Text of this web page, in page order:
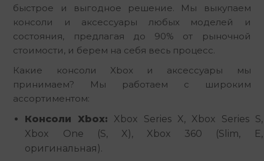
быстрое и выгодное решение. Мы выкупаем
консоли и аксессуары любых моделей и
состояния, предлагая до 90% от рыночной
стоимости, и берем на себя весь процесс.
Какие консоли Xbox и аксессуары мы
принимаем? Мы работаем с широким
ассортиментом:
Консоли Xbox: Xbox Series X, Xbox Series S,
Xbox One (S, X), Xbox 360 (Slim, E,
оригинальная).